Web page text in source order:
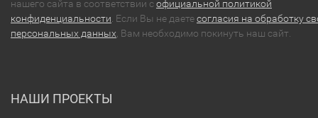
нашего сайта в соответствии софициальной политикой
конфиденциальности . Если Вы не даетесогласия на обработку
персональных данных , Вам необходимо покинуть наш сайт.
НАШИ ПРОЕКТЫ